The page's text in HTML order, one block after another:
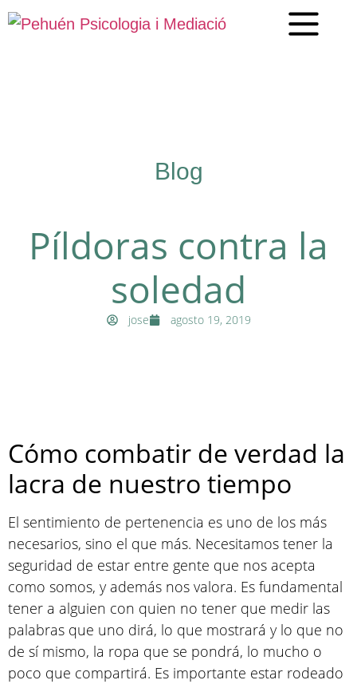
Blog
Píldoras contra la
soledad
jose agosto 19, 2019
Cómo combatir de verdad la
lacra de nuestro tiempo
El sentimiento de pertenencia es uno de los más
necesarios, sino el que más. Necesitamos tener la
seguridad de estar entre gente que nos acepta
como somos, y además nos valora. Es fundamental
tener a alguien con quien no tener que medir las
palabras que uno dirá, lo que mostrará y lo que no
de sí mismo, la ropa que se pondrá, lo mucho o
poco que compartirá. Es importante estar rodeado